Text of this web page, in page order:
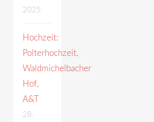
2025
Hochzeit:
Polterhochzeit,
Waldmichelbacher
Hof,
A&T
28.